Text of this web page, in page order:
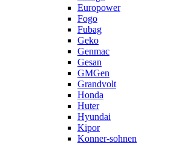
Europower
Fogo
Fubag
Geko
Genmac
Gesan
GMGen
Grandvolt
Honda
Huter
Hyundai
Kipor
Konner-sohnen